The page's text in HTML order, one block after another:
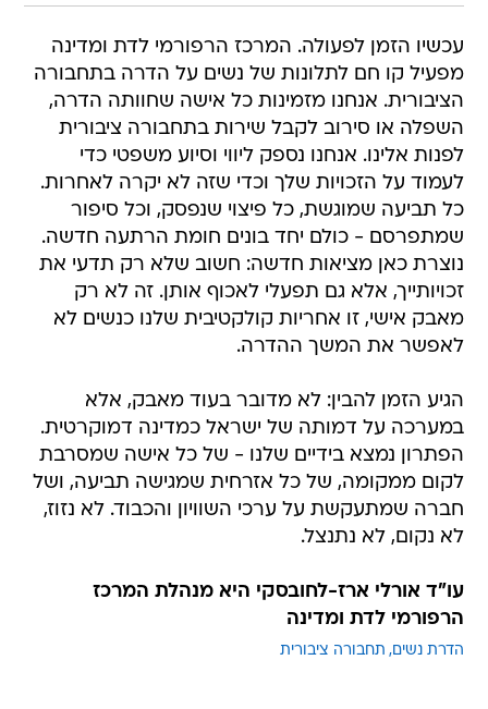
עכשיו הזמן לפעולה. המרכז הרפורמי לדת ומדינה
מפעיל קו חם לתלונות של נשים על הדרה בתחבורה
הציבורית. אנחנו מזמינות כל אישה שחוותה הדרה,
השפלה או סירוב לקבל שירות בתחבורה ציבורית
לפנות אלינו. אנחנו נספק ליווי וסיוע משפטי כדי
לעמוד על הזכויות שלך וכדי שזה לא יקרה לאחרות.
כל תביעה שמוגשת, כל פיצוי שנפסק, וכל סיפור
שמתפרסם - כולם יחד בונים חומת הרתעה חדשה.
נוצרת כאן מציאות חדשה: חשוב שלא רק תדעי את
זכויותייך, אלא גם תפעלי לאכוף אותן. זה לא רק
מאבק אישי, זו אחריות קולקטיבית שלנו כנשים לא
לאפשר את המשך ההדרה.
הגיע הזמן להבין: לא מדובר בעוד מאבק, אלא
במערכה על דמותה של ישראל כמדינה דמוקרטית.
הפתרון נמצא בידיים שלנו - של כל אישה שמסרבת
לקום ממקומה, של כל אזרחית שמגישה תביעה, ושל
חברה שמתעקשת על ערכי השוויון והכבוד. לא נזוז,
לא נקום, לא נתנצל.
עו"ד אורלי ארז-לחובסקי היא מנהלת המרכז
הרפורמי לדת ומדינה
הדרת נשים תחבורה ציבורית